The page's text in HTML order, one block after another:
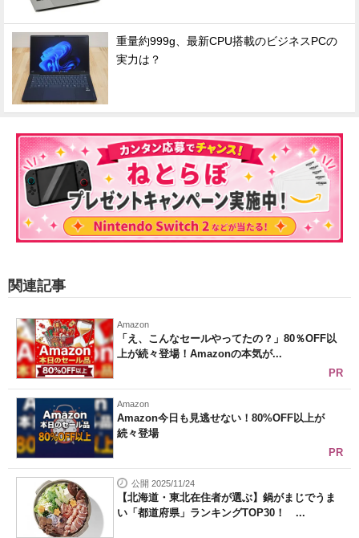
重量約999g、最新CPU搭載のビジネスPCの
実力は？
関連記事
Amazon
「え、こんなセールやってたの？」80％OFF以
上が続々登場！Amazonの本気が...
PR
Amazon
Amazon今日も見逃せない！80%OFF以上が
続々登場
PR
公開 2025/11/24
【北海道・東北在住者が選ぶ】鍋がまじでうま
い「都道府県」ランキングTOP30！ ...